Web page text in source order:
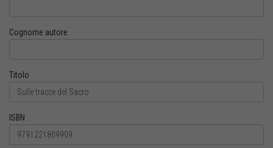
Cognome autore
Titolo
ISBN